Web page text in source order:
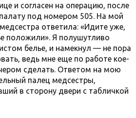
и согласен на операцию, после
под номером 505. На мой
ответила: «Идите уже,
положили». Я полушутливо
белье, и намекнул — не пора
ведь мне еще по работе кое-
сделать. Ответом на мою
палец медсестры,
в сторону двери с табличкой